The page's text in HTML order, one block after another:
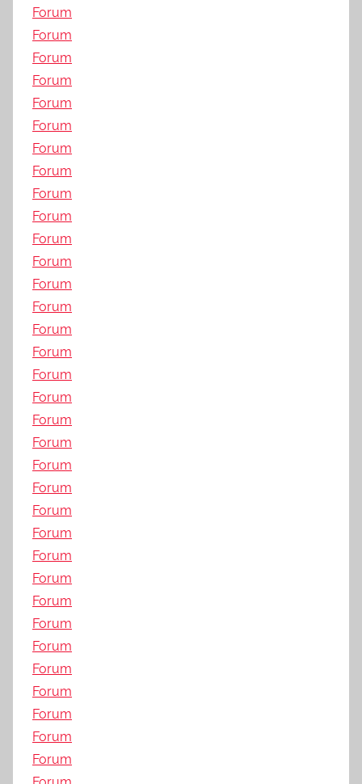
Forum
Forum
Forum
Forum
Forum
Forum
Forum
Forum
Forum
Forum
Forum
Forum
Forum
Forum
Forum
Forum
Forum
Forum
Forum
Forum
Forum
Forum
Forum
Forum
Forum
Forum
Forum
Forum
Forum
Forum
Forum
Forum
Forum
Forum